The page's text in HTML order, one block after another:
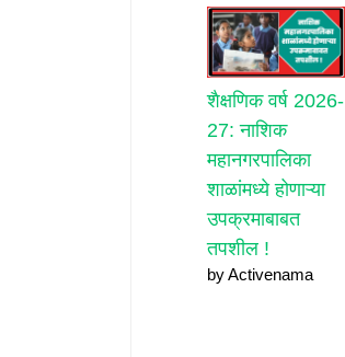
शैक्षणिक वर्ष 2026-
27: नाशिक
महानगरपालिका
शाळांमध्ये होणाऱ्या
उपक्रमाबाबत
तपशील !
by Activenama